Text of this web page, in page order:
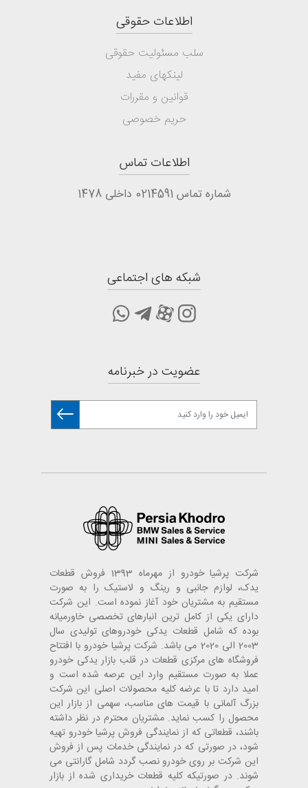
اطلاعات حقوقی
سلب مسئولیت حقوقی
لینکهای مفید
قوانین و مقررات
حریم خصوصی
اطلاعات تماس
شماره تماس 0214591 داخلی 1478
شبکه های اجتماعی
عضویت در خبرنامه
شرکت پرشیا خودرو از مهرماه 1393 فروش قطعات
یدک، لوازم جانبی و رینگ و لاستیک را به صورت
مستقیم به مشتریان خود آغاز نموده است. این شرکت
دارای یکی از کامل ترین انبارهای تخصصی خاورمیانه
بوده که شامل قطعات یدکی خودروهای تولیدی سال
2003 الی 2020 می باشد. شرکت پرشیا خودرو با افتتاح
فروشگاه های مرکزی قطعات در قلب بازار یدکی خودرو
عملا به صورت مستقیم وارد این عرصه شده است و
امید دارد تا با عرضه کلیه محصولات اصلی این شرکت
بزرگ آلمانی با قیمت های مناسب، سهمی از بازار این
محصول را کسب نماید. مشتریان محترم در نظر داشته
باشند، قطعاتی که از نمایندگی فروش پرشیا خودرو تهیه
شود، در صورتی که در نمایندگی خدمات پس از فروش
این شرکت بر روی خودرو نصب گردد شامل گارانتی می
شوند. در صورتیکه کلیه قطعات خریداری شده از بازار